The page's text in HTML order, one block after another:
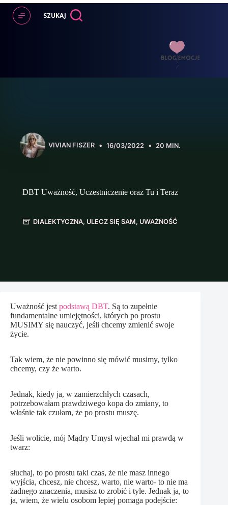
Przejdź
treści
SZUKAJ
VIVIAN FISZER 16/03/2022 20 MIN.
DBT Uważność, Uczestniczenie oraz Tu i Teraz
DIALEKTYCZNA, ULECZ SIĘ SAM, UWAŻNOŚĆ
Uważność jest podstawą DBT. Są to zupełnie
fundamentalne umiejętności, których po prostu
MUSIMY się nauczyć, jeśli chcemy zmienić swoje
życie.
Tak wiem, że nie powinno się mówić musimy, tylko
chcemy, czy że warto.
Jednak, kiedy ja, w zamierzchłych czasach,
potrzebowałam prawdziwego kopa do zmiany, to
właśnie tak czułam, że po prostu muszę.
Jeśli wolicie, mój Mądry Umysł wjechał mi prawdą w
twarz:
słuchaj, to po prostu taki czas, że nie masz innego
wyjścia, chcesz, nie chcesz, warto, nie warto- to nie ma
żadnego znaczenia, musisz to zrobić i tyle. Jednak ja, to
ja, wiem, że wielu osobom lepiej pomaga podejście: